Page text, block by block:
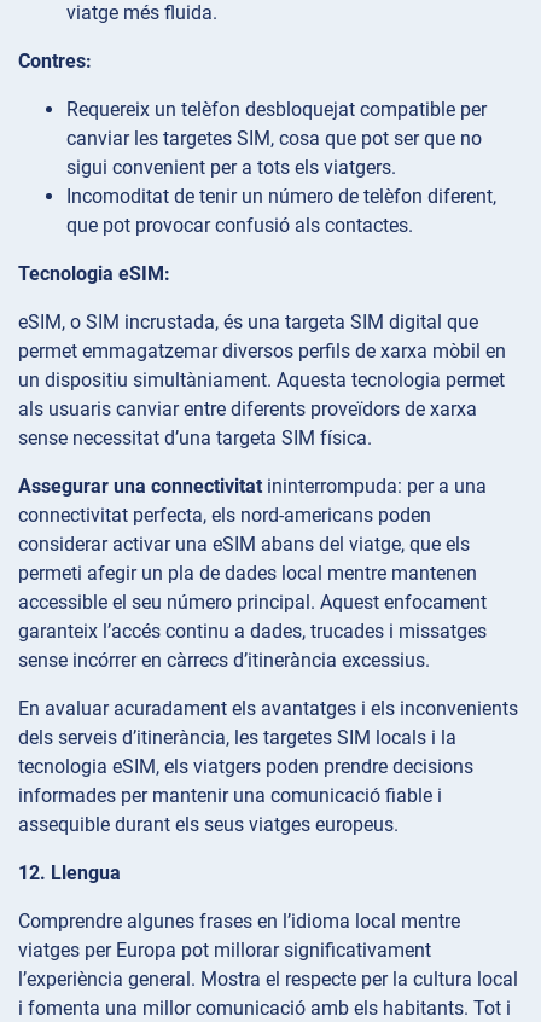
viatge més fluida.
Contres:
Requereix un telèfon desbloquejat compatible per
canviar les targetes SIM, cosa que pot ser que no
sigui convenient per a tots els viatgers.
Incomoditat de tenir un número de telèfon diferent,
que pot provocar confusió als contactes.
Tecnologia eSIM:
eSIM, o SIM incrustada, és una targeta SIM digital que
permet emmagatzemar diversos perfils de xarxa mòbil en
un dispositiu simultàniament. Aquesta tecnologia permet
als usuaris canviar entre diferents proveïdors de xarxa
sense necessitat d’una targeta SIM física.
Assegurar una connectivitat ininterrompuda: per a una
connectivitat perfecta, els nord-americans poden
considerar activar una eSIM abans del viatge, que els
permeti afegir un pla de dades local mentre mantenen
accessible el seu número principal. Aquest enfocament
garanteix l’accés continu a dades, trucades i missatges
sense incórrer en càrrecs d’itinerància excessius.
En avaluar acuradament els avantatges i els inconvenients
dels serveis d’itinerància, les targetes SIM locals i la
tecnologia eSIM, els viatgers poden prendre decisions
informades per mantenir una comunicació fiable i
assequible durant els seus viatges europeus.
12. Llengua
Comprendre algunes frases en l’idioma local mentre
viatges per Europa pot millorar significativament
l’experiència general. Mostra el respecte per la cultura local
i fomenta una millor comunicació amb els habitants. Tot i